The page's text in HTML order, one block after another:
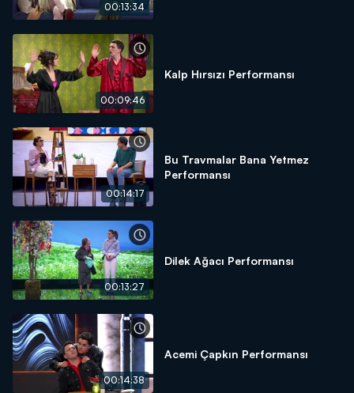
00:13:34
00:09:46
Kalp Hırsızı Performansı
00:14:17
Bu Travmalar Bana Yetmez
Performansı
00:13:27
Dilek Ağacı Performansı
00:14:38
Acemi Çapkın Performansı